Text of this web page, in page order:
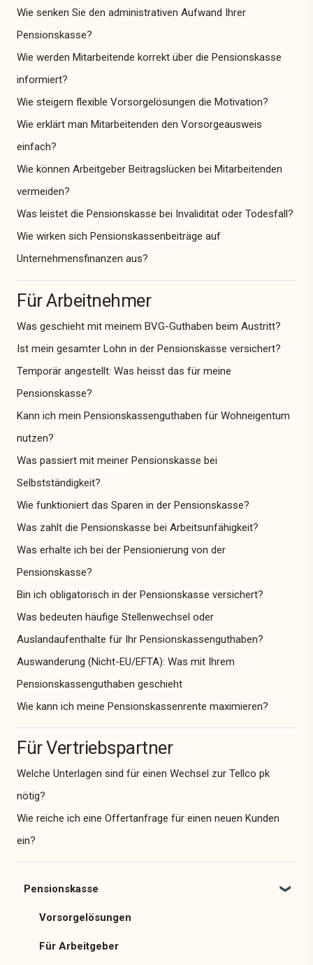
Wie senken Sie den administrativen Aufwand Ihrer
Pensionskasse?
Wie werden Mitarbeitende korrekt über die Pensionskasse
informiert?
Wie steigern flexible Vorsorgelösungen die Motivation?
Wie erklärt man Mitarbeitenden den Vorsorgeausweis
einfach?
Wie können Arbeitgeber Beitragslücken bei Mitarbeitenden
vermeiden?
Was leistet die Pensionskasse bei Invalidität oder Todesfall?
Wie wirken sich Pensionskassenbeiträge auf
Unternehmensfinanzen aus?
Für Arbeitnehmer
Was geschieht mit meinem BVG-Guthaben beim Austritt?
Ist mein gesamter Lohn in der Pensionskasse versichert?
Temporär angestellt: Was heisst das für meine
Pensionskasse?
Kann ich mein Pensionskassenguthaben für Wohneigentum
nutzen?
Was passiert mit meiner Pensionskasse bei
Selbstständigkeit?
Wie funktioniert das Sparen in der Pensionskasse?
Was zahlt die Pensionskasse bei Arbeitsunfähigkeit?
Was erhalte ich bei der Pensionierung von der
Pensionskasse?
Bin ich obligatorisch in der Pensionskasse versichert?
Was bedeuten häufige Stellenwechsel oder
Auslandaufenthalte für Ihr Pensionskassenguthaben?
Auswanderung (Nicht-EU/EFTA): Was mit Ihrem
Pensionskassenguthaben geschieht
Wie kann ich meine Pensionskassenrente maximieren?
Für Vertriebspartner
Welche Unterlagen sind für einen Wechsel zur Tellco pk
nötig?
Wie reiche ich eine Offertanfrage für einen neuen Kunden
ein?
Pensionskasse
Vorsorgelösungen
Für Arbeitgeber